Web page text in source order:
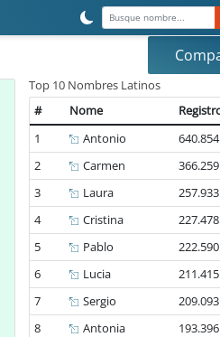
Top 10 Nombres Latinos
# Nome
1
Antonio
640.854
2
Carmen
366.259
3
Laura
257.933
4
Cristina
227.478
5
Pablo
222.590
6
Lucia
211.415
7
Sergio
209.093
8
Antonia
193.396